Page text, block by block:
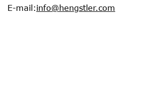
E-mail :info@hengstler.com